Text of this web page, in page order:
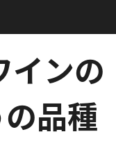
インの
品種